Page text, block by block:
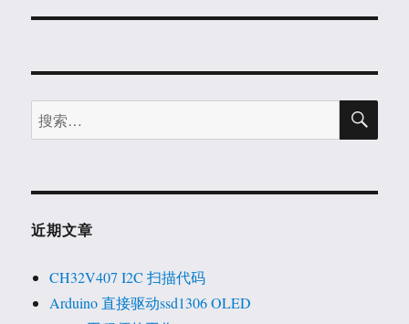
文
搜
索：
搜
近期文章
CH32V407 I2C 扫描代码
Arduino 直接驱动ssd1306 OLED